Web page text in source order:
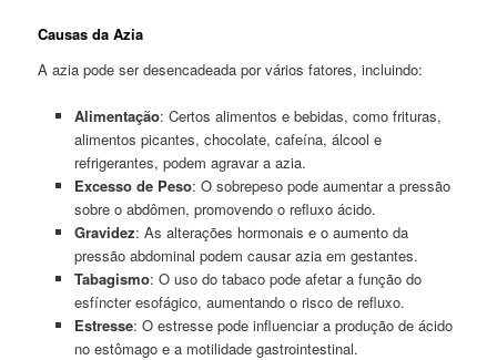
Causas da Azia
A azia pode ser desencadeada por vários fatores, incluindo:
Alimentação: Certos alimentos e bebidas, como frituras,
alimentos picantes, chocolate, cafeína, álcool e
refrigerantes, podem agravar a azia.
Excesso de Peso: O sobrepeso pode aumentar a pressão
sobre o abdômen, promovendo o refluxo ácido.
Gravidez: As alterações hormonais e o aumento da
pressão abdominal podem causar azia em gestantes.
Tabagismo: O uso do tabaco pode afetar a função do
esfíncter esofágico, aumentando o risco de refluxo.
Estresse: O estresse pode influenciar a produção de ácido
no estômago e a motilidade gastrointestinal.